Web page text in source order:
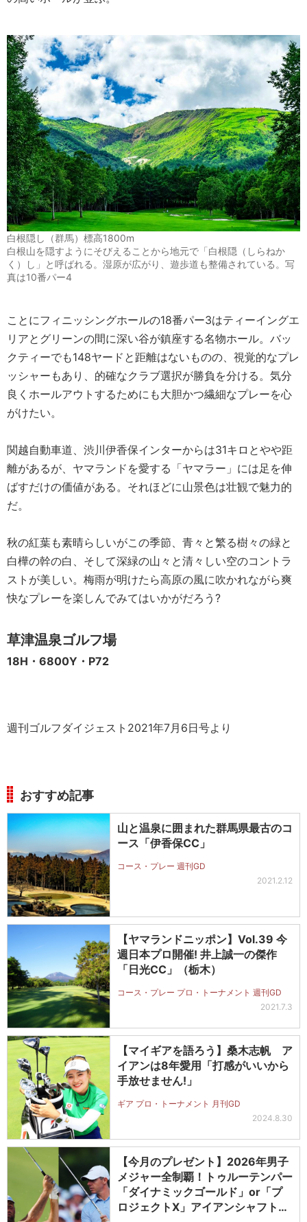
白根隠し（群馬）標高1800m
白根山を隠すようにそびえることから地元で「白根隠（しらねか
く）し」と呼ばれる。湿原が広がり、遊歩道も整備されている。写
真は10番パー4
ことにフィニッシングホールの18番パー3はティーイングエ
リアとグリーンの間に深い谷が鎮座する名物ホール。バッ
クティーでも148ヤードと距離はないものの、視覚的なプレ
ッシャーもあり、的確なクラブ選択が勝負を分ける。気分
良くホールアウトするためにも大胆かつ繊細なプレーを心
がけたい。
関越自動車道、渋川伊香保インターからは31キロとやや距
離があるが、ヤマランドを愛する「ヤマラー」には足を伸
ばすだけの価値がある。それほどに山景色は壮観で魅力的
だ。
秋の紅葉も素晴らしいがこの季節、青々と繁る樹々の緑と
白樺の幹の白、そして深緑の山々と清々しい空のコントラ
ストが美しい。梅雨が明けたら高原の風に吹かれながら爽
快なプレーを楽しんでみてはいかがだろう?
草津温泉ゴルフ場
18H・6800Y・P72
週刊ゴルフダイジェスト2021年7月6日号より
おすすめ記事
山と温泉に囲まれた群馬県最古のコ
ース「伊香保CC」
コース・プレー 週刊GD
2021.2.12
【ヤマランドニッポン】Vol.39 今
週日本プロ開催! 井上誠一の傑作
「日光CC」（栃木）
コース・プレー プロ・トーナメント 週刊GD
2021.7.3
【マイギアを語ろう】桑木志帆 ア
イアンは8年愛用「打感がいいから
手放せません!」
ギア プロ・トーナメント 月刊GD
2024.8.30
【今月のプレゼント】2026年男子
メジャー全制覇！トゥルーテンパー
「ダイナミックゴールド」or「プ
ロジェクトX」アイアンシャフト